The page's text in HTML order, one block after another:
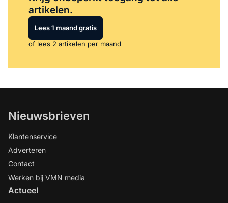
artikelen.
Lees 1 maand gratis
of lees 2 artikelen per maand
Nieuwsbrieven
Klantenservice
Adverteren
Contact
Werken bij VMN media
Actueel